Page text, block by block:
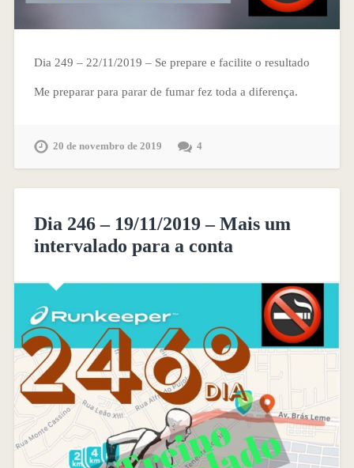
Dia 249 – 22/11/2019 – Se prepare e facilite o resultado
Me preparar para parar de fumar fez toda a diferença.
20 de novembro de 2019 4
Dia 246 – 19/11/2019 – Mais um
intervalado para a conta